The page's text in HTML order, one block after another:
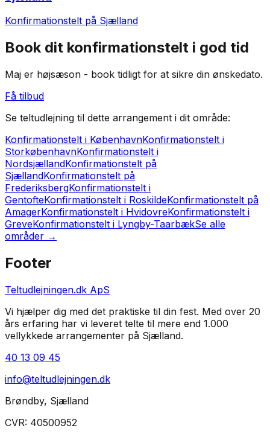
Konfirmationstelt på Sjælland
Book dit konfirmationstelt i god tid
Maj er højsæson - book tidligt for at sikre din ønskedato.
Få tilbud
Se teltudlejning til dette arrangement i dit område:
Konfirmationstelt i KøbenhavnKonfirmationstelt i
StorkøbenhavnKonfirmationstelt i
NordsjællandKonfirmationstelt på
SjællandKonfirmationstelt på
FrederiksbergKonfirmationstelt i
GentofteKonfirmationstelt i RoskildeKonfirmationstelt på
AmagerKonfirmationstelt i HvidovreKonfirmationstelt i
GreveKonfirmationstelt i Lyngby-TaarbækSe alle
områder →
Footer
Teltudlejningen.dk ApS
Vi hjælper dig med det praktiske til din fest. Med over 20
års erfaring har vi leveret telte til mere end 1.000
vellykkede arrangementer på Sjælland.
40 13 09 45
info@teltudlejningen.dk
Brøndby, Sjælland
CVR: 40500952